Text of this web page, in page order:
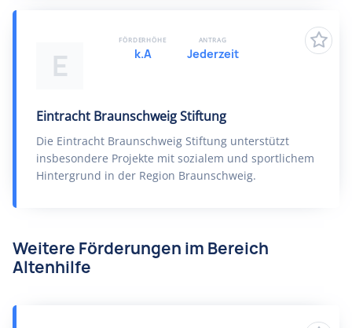
E
Eintracht Braunschweig Stiftung
Die Eintracht Braunschweig Stiftung unterstützt
insbesondere Projekte mit sozialem und sportlichem
Hintergrund in der Region Braunschweig.
FÖRDERHÖHE
k.A
ANTRAG
Jederzeit
Weitere Förderungen im Bereich
Altenhilfe